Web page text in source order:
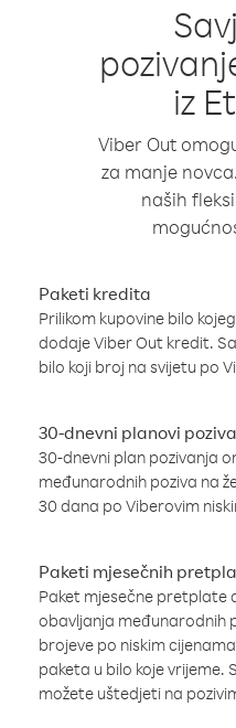
iz
Viber Out
za manje
naših
Paketi kredita
Prilikom kupovine bilo
dodaje Viber Out kredit.
bilo koji broj na svijetu po
30-dnevni planovi
30-dnevni plan pozivanja
međunarodnih poziva na
30 dana po Viberovim
Paketi mjesečnih
Paket mjesečne pretplate
obavljanja međunarodnih
brojeve po niskim
paketa u bilo koje
možete uštedjeti na